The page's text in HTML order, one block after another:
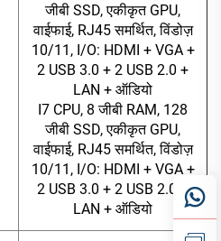
जीबी SSD, एकीकृत GPU,
वाईफाई, RJ45 समर्थित, विंडोज़
10/11, I/O: HDMI + VGA +
2 USB 3.0 + 2 USB 2.0 +
LAN + ऑडियो
I7 CPU, 8 जीबी RAM, 128
जीबी SSD, एकीकृत GPU,
वाईफाई, RJ45 समर्थित, विंडोज़
10/11, I/O: HDMI + VGA +
2 USB 3.0 + 2 USB 2.0 +
LAN + ऑडियो